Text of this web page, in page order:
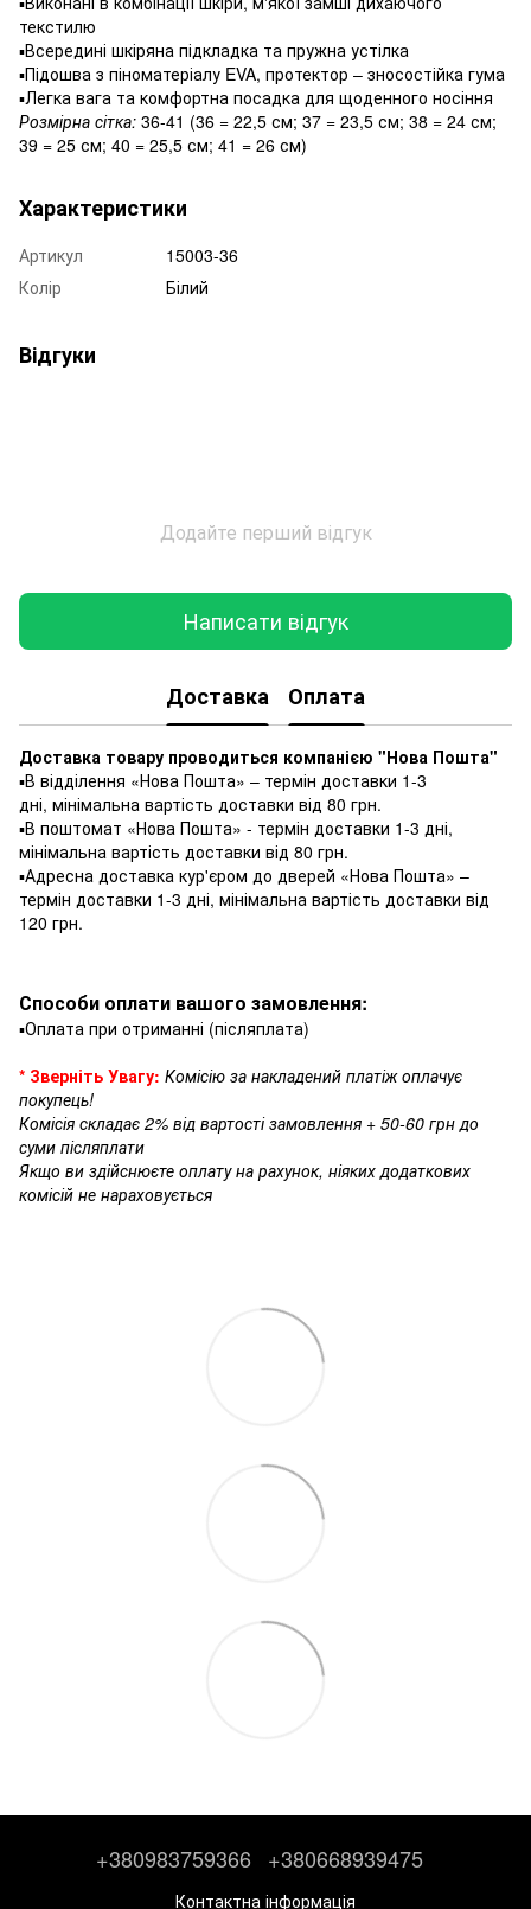
текстилю
▪️Всередині шкіряна підкладка та пружна устілка
▪️Підошва з піноматеріалу EVA, протектор – зносостійка гума
▪️Легка вага та комфортна посадка для щоденного носіння
Розмірна сітка: 36-41 (36 = 22,5 см; 37 = 23,5 см; 38 = 24 см;
39 = 25 см; 40 = 25,5 см; 41 = 26 см)
Характеристики
Артикул
15003-36
Колір
Білий
Відгуки
Додайте перший відгук
Написати відгук
Доставка Оплата
Доставка товару проводиться компанією "Нова Пошта"
▪️В відділення «Нова Пошта» – термін доставки 1-3
дні, мінімальна вартість доставки від 80 грн.
▪️В поштомат «Нова Пошта» - термін доставки 1-3 дні,
мінімальна вартість доставки від 80 грн.
▪️Адресна доставка кур'єром до дверей «Нова Пошта» –
термін доставки 1-3 дні, мінімальна вартість доставки від
120 грн.
Способи оплати вашого замовлення:
▪️Оплата при отриманні (післяплата)
* Зверніть Увагу: Комісію за накладений платіж оплачує
покупець!
Комісія складає 2% від вартості замовлення + 50-60 грн до
суми післяплати
Якщо ви здійснюєте оплату на рахунок, ніяких додаткових
комісій не нараховується
+380983759366 +380668939475
Контактна інформація